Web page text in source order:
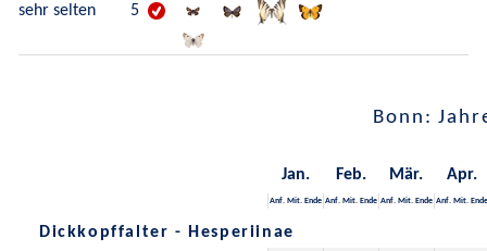
sehr selten 5
Bonn:
Jan. Feb. Mär. Apr.
Anf. Mit. Ende Anf. Mit. Ende Anf. Mit. Ende Anf. Mit. Ende
Dickkopffalter - Hesperiinae